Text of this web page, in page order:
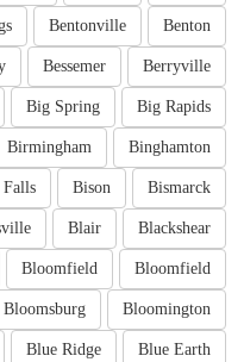
Benton
Bentonville
Berryville
Bessemer
Big Rapids
Big Spring
Binghamton
Birmingham
Bismarck
Bison
Blackshear
Blair
Bloomfield
Bloomfield
Bloomington
Bloomsburg
Blue Earth
Blue Ridge